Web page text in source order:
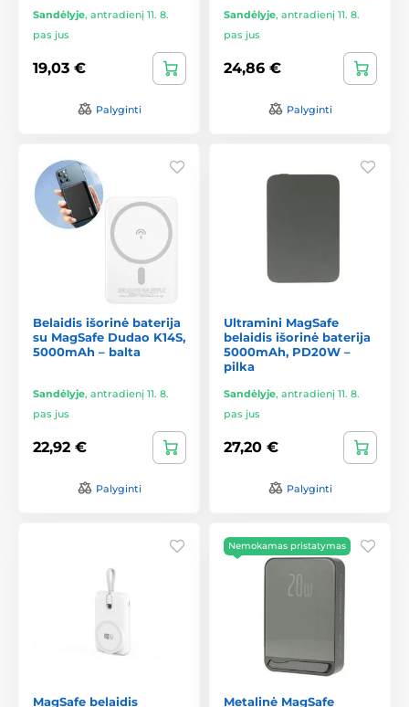
Sandėlyje, antradienį 11. 8.
pas jus
19,03 €
Palyginti
Sandėlyje, antradienį 11. 8.
pas jus
24,86 €
Palyginti
Belaidis išorinė baterija
su MagSafe Dudao K14S,
5000mAh – balta
Sandėlyje, antradienį 11. 8.
pas jus
22,92 €
Palyginti
Ultramini MagSafe
belaidis išorinė baterija
5000mAh, PD20W –
pilka
Sandėlyje, antradienį 11. 8.
pas jus
27,20 €
Palyginti
MagSafe belaidis
Nemokamas pristatymas
Metalinė MagSafe